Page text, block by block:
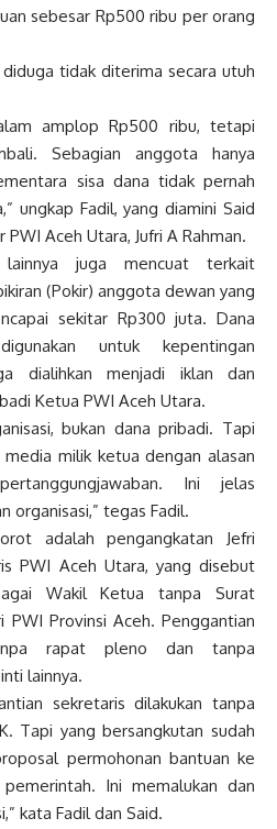
sebesar Rp500 ribu per orang
tidak diterima secara utuh
amplop Rp500 ribu, tetapi
Sebagian anggota hanya
sisa dana tidak pernah
ungkap Fadil, yang diamini Said
Aceh Utara, Jufri A Rahman.
lainnya juga mencuat terkait
(Pokir) anggota dewan yang
sekitar Rp300 juta. Dana
untuk kepentingan
dialihkan menjadi iklan dan
Ketua PWI Aceh Utara.
bukan dana pribadi. Tapi
milik ketua dengan alasan
Ini jelas
organisasi,” tegas Fadil.
adalah pengangkatan Jefri
PWI Aceh Utara, yang disebut
Wakil Ketua tanpa Surat
PWI Provinsi Aceh. Penggantian
rapat pleno dan tanpa
lainnya.
sekretaris dilakukan tanpa
Tapi yang bersangkutan sudah
permohonan bantuan ke
Ini memalukan dan
kata Fadil dan Said.